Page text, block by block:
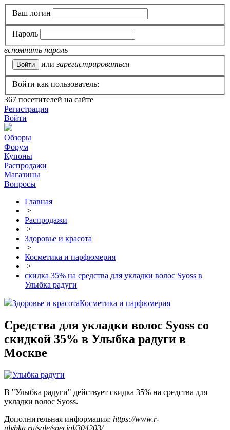
Ваш логин
Пароль
вспомнить пароль
или зарегистрироваться
Войти как пользователь:
367 посетителей на сайте
Регистрация
Войти
Обзоры
Форум
Купоны
Распродажи
Магазины
Вопросы
Главная
>
Распродажи
>
Здоровье и красота
>
Косметика и парфюмерия
>
скидка 35% на средства для укладки волос Syoss в
Улыбка радуги
Здоровье и красотаКосметика и парфюмерия
Средства для укладки волос Syoss со
скидкой 35% в Улыбка радуги в
Москве
В "Улыбка радуги" действует скидка 35% на средства для
укладки волос Syoss.
Дополнительная информация: https://www.r-